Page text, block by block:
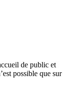
de public et
possible que sur